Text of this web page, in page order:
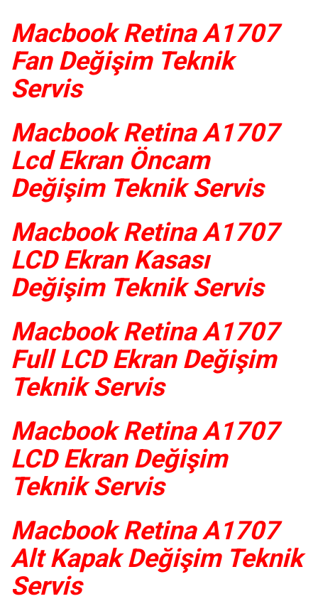
Macbook Retina A1707
Fan Değişim Teknik
Servis
Macbook Retina A1707
Lcd Ekran Öncam
Değişim Teknik Servis
Macbook Retina A1707
LCD Ekran Kasası
Değişim Teknik Servis
Macbook Retina A1707
Full LCD Ekran Değişim
Teknik Servis
Macbook Retina A1707
LCD Ekran Değişim
Teknik Servis
Macbook Retina A1707
Alt Kapak Değişim Teknik
Servis